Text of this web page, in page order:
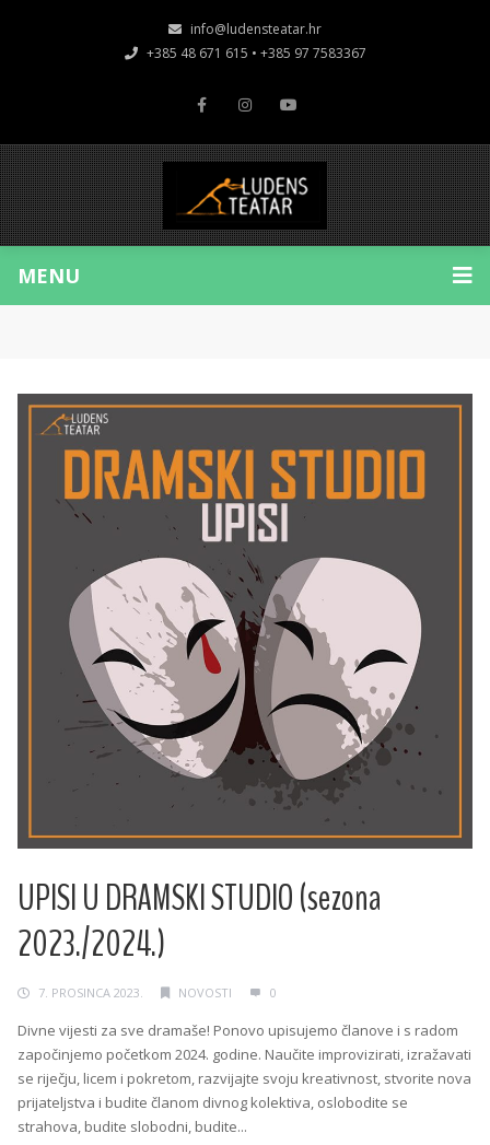
info@ludensteatar.hr
+385 48 671 615 • +385 97 7583367
MENU
UPISI U DRAMSKI STUDIO (sezona
2023./2024.)
7. PROSINCA 2023. NOVOSTI 0
Divne vijesti za sve dramaše! Ponovo upisujemo članove i s radom
započinjemo početkom 2024. godine. Naučite improvizirati, izražavati
se riječju, licem i pokretom, razvijajte svoju kreativnost, stvorite nova
prijateljstva i budite članom divnog kolektiva, oslobodite se
strahova, budite slobodni, budite...